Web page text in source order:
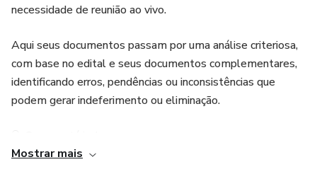
necessidade de reunião ao vivo.
Aqui seus documentos passam por uma análise criteriosa,
com base no edital e seus documentos complementares,
identificando erros, pendências ou inconsistências que
podem gerar indeferimento ou eliminação.
Mostrar mais